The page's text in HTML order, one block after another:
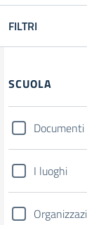
FILTRI
Filtri
SCUOLA
Documenti
I luoghi